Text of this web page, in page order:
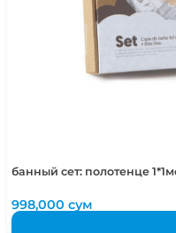
банный сет: полотенце
998,000сум